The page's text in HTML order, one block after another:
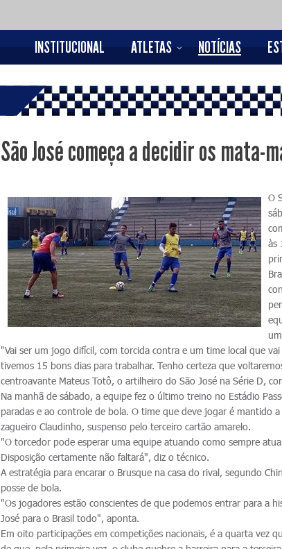
INSTITUCIONAL ATLETAS NOTÍCIAS
São José começa a decidir os mata-
O
às
"Vai ser um jogo difícil, com torcida contra e um time local que
tivemos 15 bons dias para trabalhar. Tenho certeza que
centroavante Mateus Totô, o artilheiro do São José na Série D,
Na manhã de sábado, a equipe fez o último treino no Estádio
paradas e ao controle de bola. O time que deve jogar é mantido
zagueiro Claudinho, suspenso pelo terceiro cartão amarelo.
"O torcedor pode esperar uma equipe atuando como sempre
Disposição certamente não faltará", diz o técnico.
A estratégia para encarar o Brusque na casa do rival, segundo
posse de bola.
"Os jogadores estão conscientes de que podemos entrar para a
José para o Brasil todo", aponta.
Em oito participações em competições nacionais, é a quarta vez